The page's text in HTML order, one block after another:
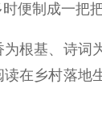
便制成一把
基、诗词为
在乡村落地